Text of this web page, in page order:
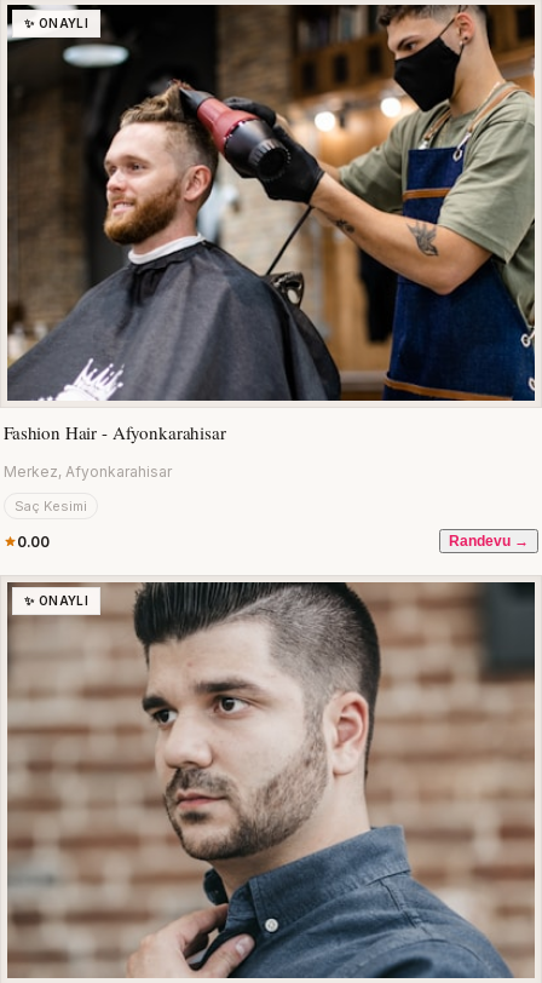
✨ ONAYLI
Fashion Hair - Afyonkarahisar
Merkez, Afyonkarahisar
Saç Kesimi
0.00 Randevu →
✨ ONAYLI